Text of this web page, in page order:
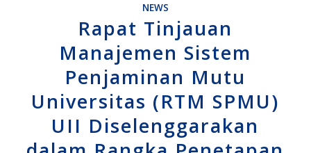
NEWS
Rapat Tinjauan
Manajemen Sistem
Penjaminan Mutu
Universitas (RTM SPMU)
UII Diselenggarakan